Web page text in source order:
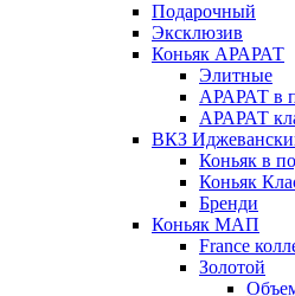
Подарочный
Эксклюзив
Коньяк АРАРАТ
Элитные
АРАРАТ в
АРАРАТ
ВКЗ
Коньяк в
Коньяк
Бренди
Коньяк МАП
France
Золотой